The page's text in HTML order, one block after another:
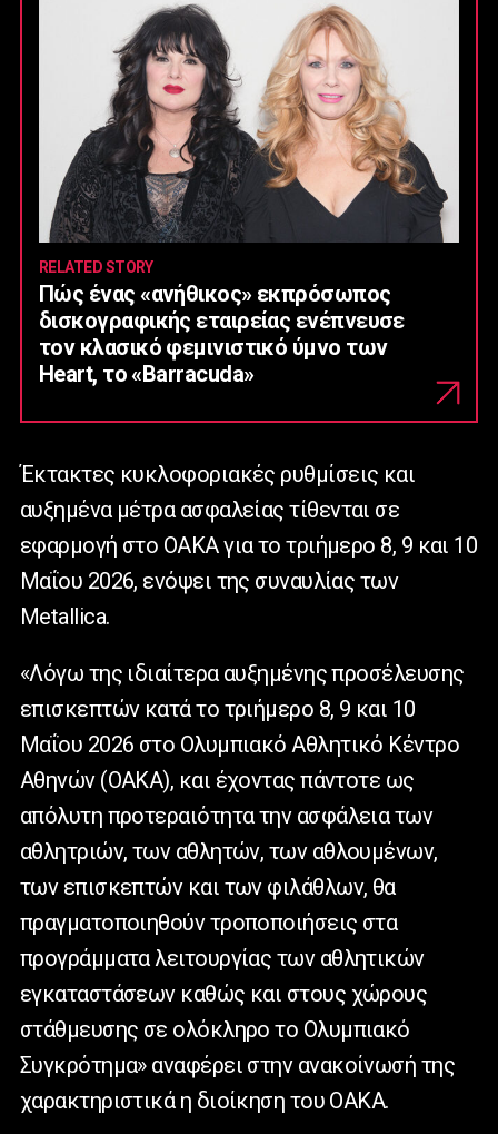
RELATED STORY
Πώς ένας «ανήθικος» εκπρόσωπος
δισκογραφικής εταιρείας ενέπνευσε
τον κλασικό φεμινιστικό ύμνο των
Heart, το «Barracuda»
Έκτακτες κυκλοφοριακές ρυθμίσεις και
αυξημένα μέτρα ασφαλείας τίθενται σε
εφαρμογή στο ΟΑΚΑ για το τριήμερο 8, 9 και 10
Μαΐου 2026, ενόψει της συναυλίας των
Metallica.
«Λόγω της ιδιαίτερα αυξημένης προσέλευσης
επισκεπτών κατά το τριήμερο 8, 9 και 10
Μαΐου 2026 στο Ολυμπιακό Αθλητικό Κέντρο
Αθηνών (ΟΑΚΑ), και έχοντας πάντοτε ως
απόλυτη προτεραιότητα την ασφάλεια των
αθλητριών, των αθλητών, των αθλουμένων,
των επισκεπτών και των φιλάθλων, θα
πραγματοποιηθούν τροποποιήσεις στα
προγράμματα λειτουργίας των αθλητικών
εγκαταστάσεων καθώς και στους χώρους
στάθμευσης σε ολόκληρο το Ολυμπιακό
Συγκρότημα» αναφέρει στην ανακοίνωσή της
χαρακτηριστικά η διοίκηση του ΟΑΚΑ.